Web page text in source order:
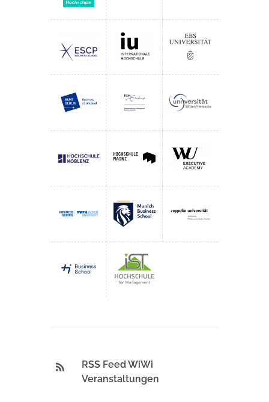
RSS Feed WiWi
Veranstaltungen